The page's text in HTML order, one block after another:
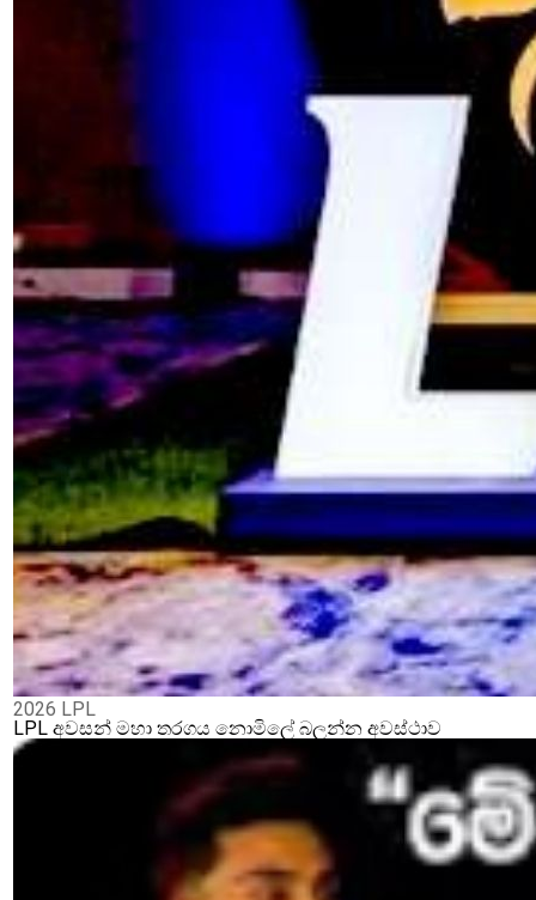
2026 LPL
LPL අවසන් මහා තරගය නොමිලේ බලන්න අවස්ථාව